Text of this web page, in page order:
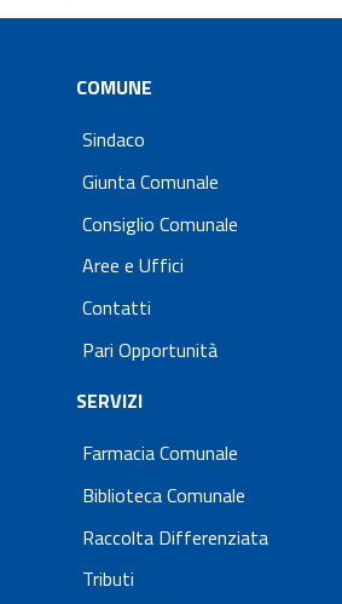
COMUNE
Sindaco
Giunta Comunale
Consiglio Comunale
Aree e Uffici
Contatti
Pari Opportunità
SERVIZI
Farmacia Comunale
Biblioteca Comunale
Raccolta Differenziata
Tributi